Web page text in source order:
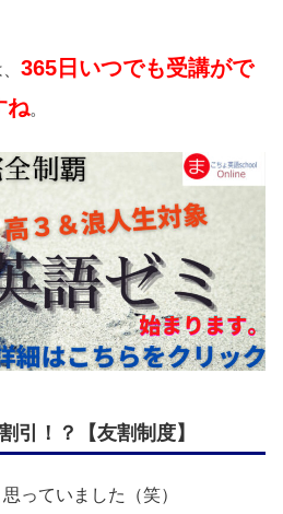
365日いつでも受講がで
ね。
引！？【友割制度】
っていました（笑）